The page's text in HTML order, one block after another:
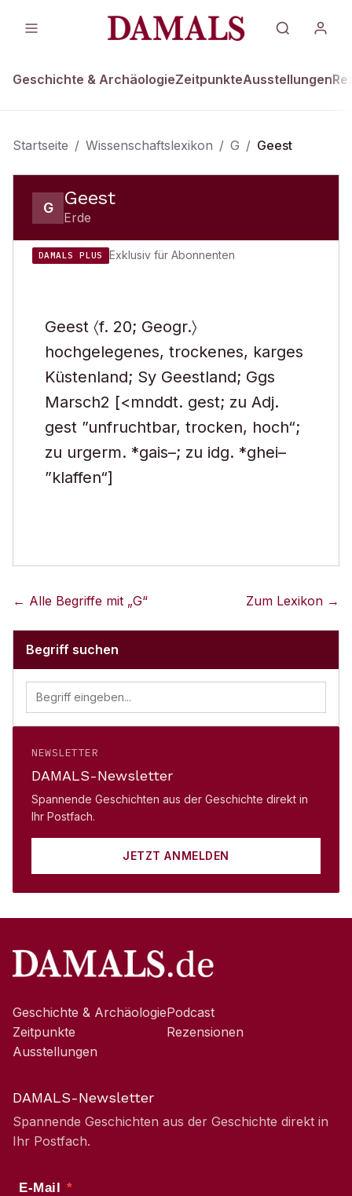
Geschichte & ArchäologieZeitpunkteAusstellungen
Startseite / Wissenschaftslexikon / G / Geest
G Geest
Erde
DAMALS PLUS Exklusiv für Abonnenten
Geest 〈f. 20; Geogr.〉
hochgelegenes, trockenes, karges
Küstenland; Sy Geestland; Ggs
Marsch2 [<mnddt. gest; zu Adj.
gest ”unfruchtbar, trocken, hoch“;
zu urgerm. *gais–; zu idg. *ghei–
”klaffen“]
← Alle Begriffe mit „G“ Zum Lexikon →
Begriff suchen
NEWSLETTER
DAMALS-Newsletter
Spannende Geschichten aus der Geschichte direkt in
Ihr Postfach.
JETZT ANMELDEN
Geschichte & Archäologie
Zeitpunkte
Ausstellungen
Podcast
Rezensionen
DAMALS-Newsletter
Spannende Geschichten aus der Geschichte direkt in
Ihr Postfach.